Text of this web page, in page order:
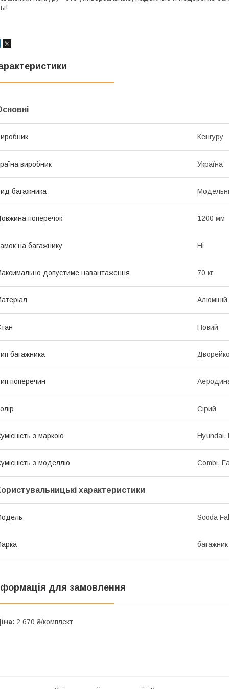
Кенгуру
виробник Україна
багажника
поперечок 1200 мм
на багажнику Ні
допустиме навантаження 70 кг
Алюміній
Новий
багажника
поперечин
Сірий
з маркою Hyundai,
з моделлю Combi,
характеристики
Scoda
для замовлення
2 670 ₴/комплект